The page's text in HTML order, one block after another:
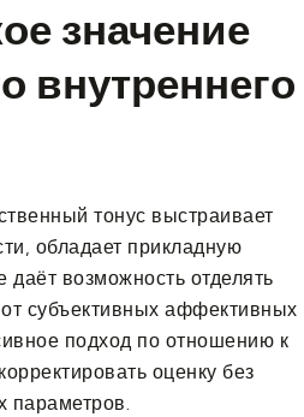
значение
внутреннего
тонус выстраивает
обладает прикладную
возможность отделять
субъективных аффективных
подход по отношению к
оценку без
параметров.